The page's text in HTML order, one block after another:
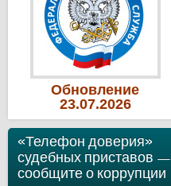
Обновление
23.07.2026
«Телефон доверия»
судебных приставов —
сообщите о коррупции